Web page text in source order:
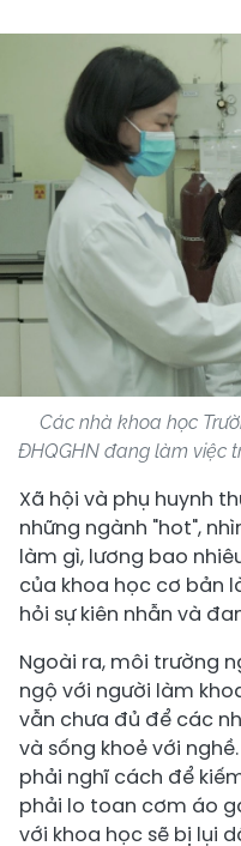
Các nhà khoa học
ĐHQGHN đang làm việc
Xã hội và phụ huynh
những ngành "hot",
làm gì, lương bao
của khoa học cơ bản
hỏi sự kiên nhẫn và
Ngoài ra, môi trường
ngộ với người làm
vẫn chưa đủ để các
và sống khoẻ với
phải nghĩ cách để
phải lo toan cơm áo
với khoa học sẽ bị lụi